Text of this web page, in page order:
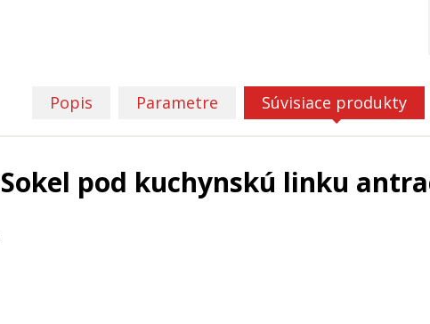
Popis Parametre Súvisiace produkty
Sokel pod kuchynskú linku